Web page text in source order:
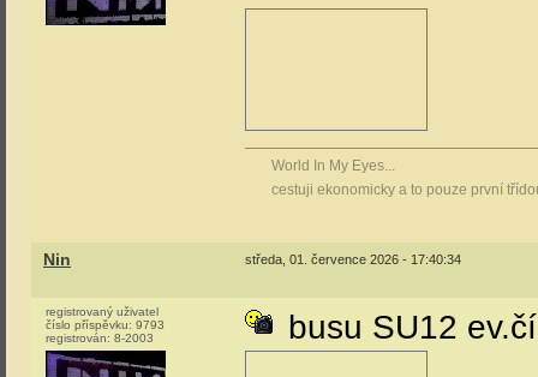
World In My Eyes...
cestuji ekonomicky a to pouze první
Nin středa, 01. července 2026 - 17:40:34
registrovaný uživatel
číslo příspěvku: 9793
registrován: 8-2003 busu SU12